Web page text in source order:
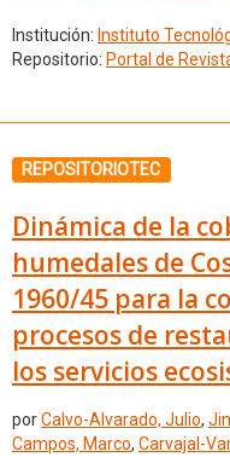
Institución: Instituto
Repositorio: Portal de
REPOSITORIOTEC
Dinámica de la
humedales de
1960/45 para la
procesos de
los servicios
porCalvo-Alvarado, Julio,
Campos, Marco, Carvajal-